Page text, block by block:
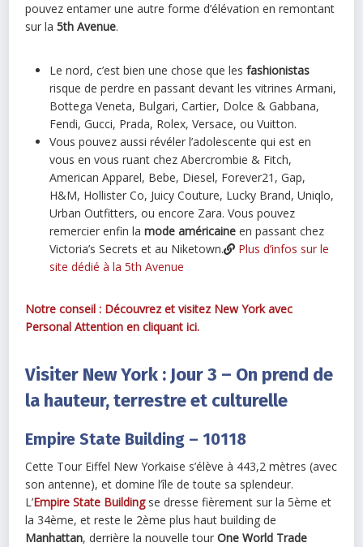
pouvez entamer une autre forme d’élévation en remontant
sur la5th Avenue.
Le nord, c’est bien une chose que lesfashionistas
risque de perdre en passant devant les vitrines Armani,
Bottega Veneta, Bulgari, Cartier, Dolce & Gabbana,
Fendi, Gucci, Prada, Rolex, Versace, ou Vuitton.
Vous pouvez aussi révéler l’adolescente qui est en
vous en vous ruant chez Abercrombie & Fitch,
American Apparel, Bebe, Diesel, Forever21, Gap,
H&M, Hollister Co, Juicy Couture, Lucky Brand, Uniqlo,
Urban Outfitters, ou encore Zara. Vous pouvez
remercier enfin lamode américaine en passant chez
Victoria’s Secrets et au Niketown.
Plus d’infos sur le
site dédié à la 5th Avenue
Notre conseil : Découvrez et visitez New York avec
Personal Attention en cliquant ici.
Visiter New York : Jour 3 – On prend de
la hauteur, terrestre et culturelle
Empire State Building – 10118
Cette Tour Eiffel New Yorkaise s’élève à 443,2 mètres (avec
son antenne), et domine l’île de toute sa splendeur.
L’Empire State Buildingse dresse fièrement sur la 5ème et
la 34ème, et reste le 2ème plus haut building de
Manhattan, derrière la nouvelle tourOne World Trade